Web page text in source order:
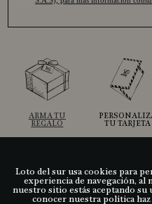
ARMA TU
REGALO
TU TARJETA
Ayuda
Descubre LDS
Loto del sur usa cookies para
experiencia de navegación, al
nuestro sitio estás aceptando su
conocer nuestra política